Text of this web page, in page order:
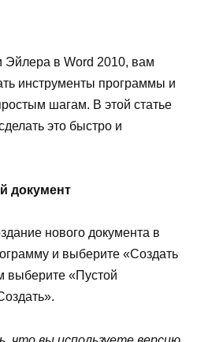
Эйлера в Word 2010, вам
инструменты программы и
шагам. В этой статье
это быстро и
документ
нового документа в
и выберите «Создать
выберите «Пустой